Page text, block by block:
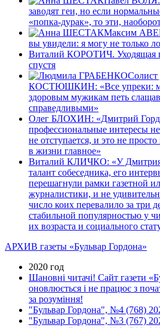
заводят геи, но если
«попка-дурак», то эти,
Максим
вы увидели: я могу не только
Виталий КОРОТИЧ. Уходящая
спустя
Солист
КОСТЮШКИН: «Все упреки:
здоровым мужикам петь
справедливыми»
Олег БЛОХИН: «Дмитрий
профессиональные интересы
не отступается, и это не
в жизни главное»
Виталий КЛИЧКО: «У Дмитрия
талант собеседника, его
перешагнули рамки газетной
журналистики, и не
число коих перевалило за три
стабильной популярностью у
их возраста и социального
АРХИВ газеты «Бульвар Гордона»
2020 год
Шановні читачі! Сайт газети
оновлюється і не працює з
за розуміння!
"Бульвар Гордона", №4 (768)
"Бульвар Гордона", №3 (767)